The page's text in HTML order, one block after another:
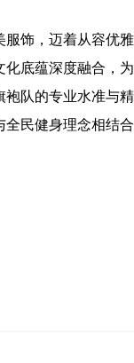
，迈着从容优雅
底蕴深度融合，
的专业水准与精
民健身理念相结